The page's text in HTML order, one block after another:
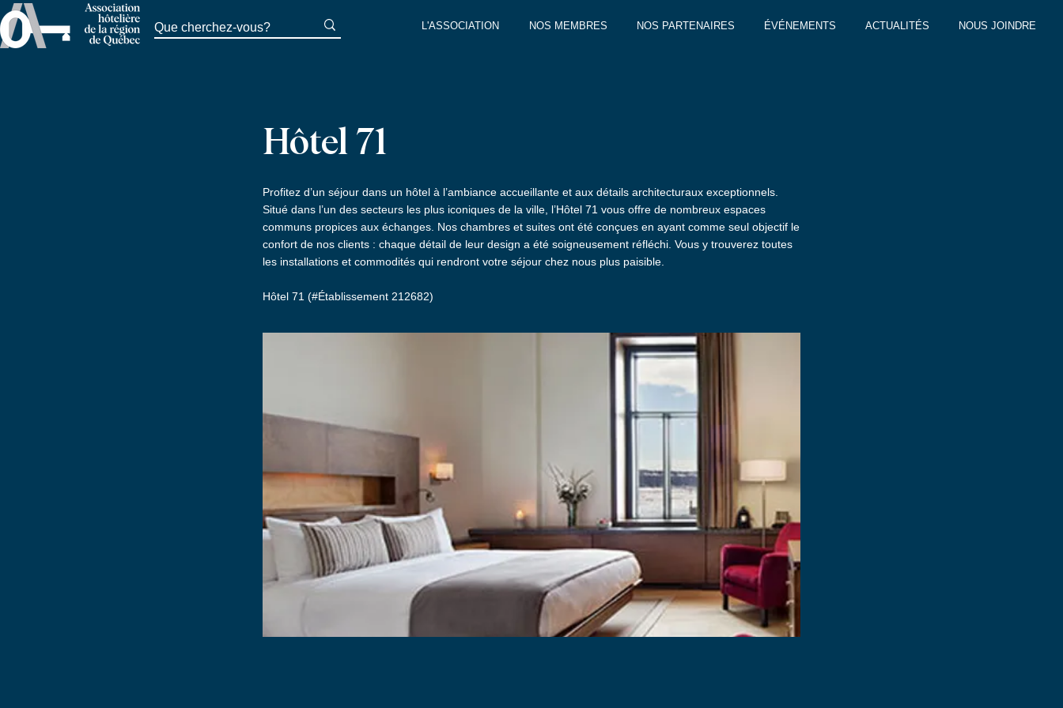
L'ASSOCIATION NOS MEMBRES NOS PARTENAIRES ÉVÉNEMENTS ACTUALITÉS NOUS JOINDRE
Hôtel 71
Profitez d’un séjour dans un hôtel à l’ambiance accueillante et aux détails architecturaux exceptionnels.
Situé dans l’un des secteurs les plus iconiques de la ville, l’Hôtel 71 vous offre de nombreux espaces
communs propices aux échanges. Nos chambres et suites ont été conçues en ayant comme seul objectif le
confort de nos clients : chaque détail de leur design a été soigneusement réfléchi. Vous y trouverez toutes
les installations et commodités qui rendront votre séjour chez nous plus paisible.
Hôtel 71 (#Établissement 212682)